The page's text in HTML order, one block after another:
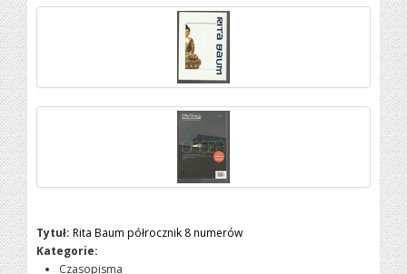
Tytuł: Rita Baum półrocznik 8 numerów
Kategorie:
Czasopisma